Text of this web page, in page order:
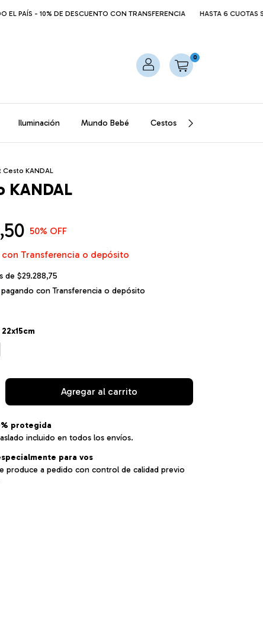
- 10% DE DESCUENTO CON TRANSFERENCIA HASTA 6 CUOTAS SIN
0
Iluminación Mundo Bebé Cestos
Cesto KANDAL
KANDAL
50% OFF
con Transferencia o depósito
de $29.288,75
pagando con Transferencia o depósito
protegida
incluido en todos los envíos.
para vos
produce a pedido con control de calidad previo